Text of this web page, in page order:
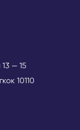
— 15
10110